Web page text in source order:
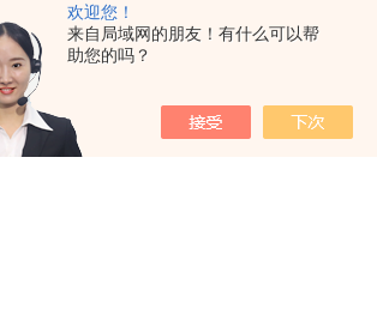
欢迎您！
来自局域网的朋友！有什么可以帮
助您的吗？
/ 1 页 首页 上一页 下一页 末页 跳转到第